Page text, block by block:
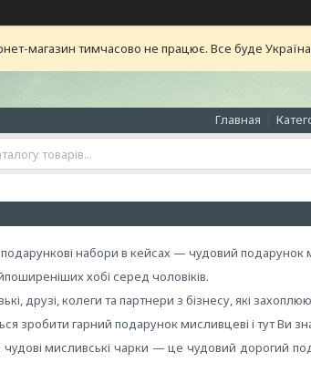
магазин тимчасово не працює. Все буде
Главная
подарункові набори в кейсах — чудовий подарунок
хобі серед чоловіків.
друзі, колеги та партнери з бізнесу, які
зробити гарний подарунок мисливцеві і тут Ви
мисливські чарки — це чудовий дорогий